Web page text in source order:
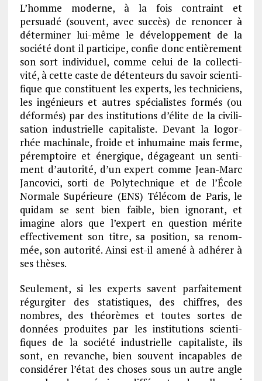
L’homme moderne, à la fois contraint et
persuadé (souvent, avec succès) de renon­cer à
déter­mi­ner lui-même le déve­lop­pe­ment de la
société dont il parti­cipe, confie donc entiè­re­ment
son sort indi­vi­duel, comme celui de la collec­ti­
vité, à cette caste de déten­teurs du savoir scien­ti­
fique que consti­tuent les experts, les tech­ni­ciens,
les ingé­nieurs et autres spécia­listes formés (ou
défor­més) par des insti­tu­tions d’élite de la civi­li­
sa­tion indus­trielle capi­ta­liste. Devant la logor­
rhée machi­nale, froide et inhu­maine mais ferme,
péremp­toire et éner­gique, déga­geant un senti­
ment d’au­to­rité, d’un expert comme Jean-Marc
Janco­vici, sorti de Poly­tech­nique et de l’École
Normale Supé­rieure (ENS) Télé­com de Paris, le
quidam se sent bien faible, bien igno­rant, et
imagine alors que l’ex­pert en ques­tion mérite
effec­ti­ve­ment son titre, sa posi­tion, sa renom­
mée, son auto­rité. Ainsi est-il amené à adhé­rer à
ses thèses.
Seule­ment, si les experts savent parfai­te­ment
régur­gi­ter des statis­tiques, des chiffres, des
nombres, des théo­rèmes et toutes sortes de
données produites par les insti­tu­tions scien­ti­
fiques de la société indus­trielle capi­ta­liste, ils
sont, en revanche, bien souvent inca­pables de
consi­dé­rer l’état des choses sous un autre angle